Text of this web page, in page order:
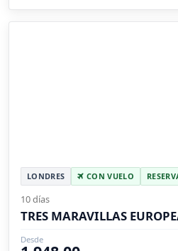
LONDRES CON VUELO
10 días
TRES MARAVILLAS
Desde